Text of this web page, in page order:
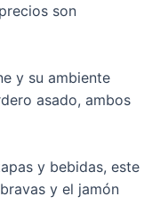
son
y su ambiente
asado, ambos
y bebidas, este
y el jamón